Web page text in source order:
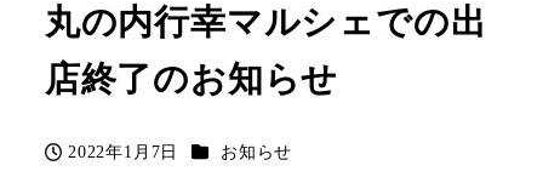
丸の内行幸マルシェでの出
店終了のお知らせ
投稿日
2022年1月7日 カテゴリー
お知らせ